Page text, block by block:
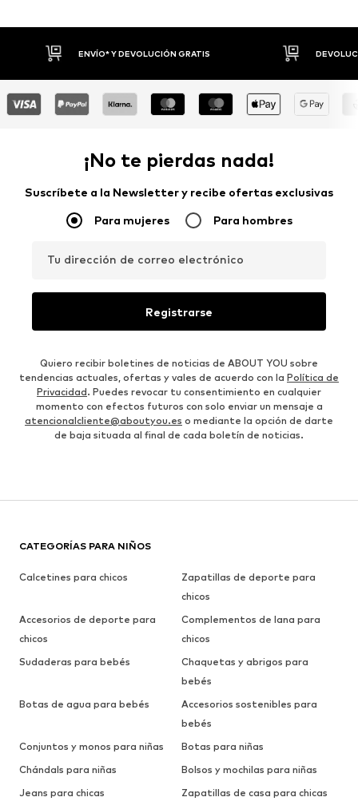
ENVÍO* Y DEVOLUCIÓN GRATIS
¡No te pierdas nada!
Suscríbete a la Newsletter y recibe ofertas exclusivas
Para mujeres Para hombres
Tu dirección de correo electrónico
Registrarse
Quiero recibir boletines de noticias de ABOUT YOU sobre
tendencias actuales, ofertas y vales de acuerdo con la Política de
Privacidad. Puedes revocar tu consentimiento en cualquier
momento con efectos futuros con solo enviar un mensaje a
atencionalcliente@aboutyou.es o mediante la opción de darte
de baja situada al final de cada boletín de noticias.
CATEGORÍAS PARA NIÑOS
Calcetines para chicos
Zapatillas de deporte para
chicos
Accesorios de deporte para
chicos
Complementos de lana para
chicos
Sudaderas para bebés
Chaquetas y abrigos para
bebés
Botas de agua para bebés
Accesorios sostenibles para
bebés
Conjuntos y monos para niñas
Botas para niñas
Chándals para niñas
Bolsos y mochilas para niñas
Jeans para chicas
Zapatillas de casa para chicas